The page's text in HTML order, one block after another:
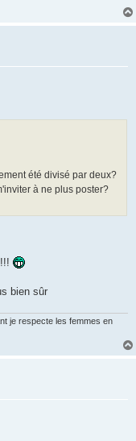
été divisé par deux?
à ne plus poster?
bien sûr
je respecte les femmes en